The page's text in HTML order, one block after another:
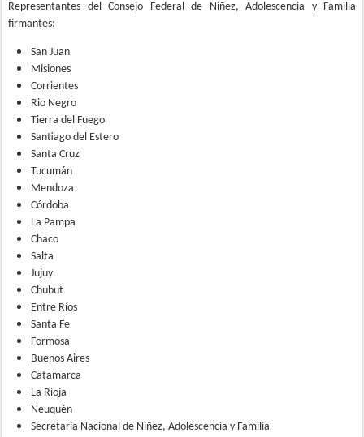
Representantes del Consejo Federal de Niñez, Adolescencia y Familia
firmantes:
San Juan
Misiones
Corrientes
Rio Negro
Tierra del Fuego
Santiago del Estero
Santa Cruz
Tucumán
Mendoza
Córdoba
La Pampa
Chaco
Salta
Jujuy
Chubut
Entre Ríos
Santa Fe
Formosa
Buenos Aires
Catamarca
La Rioja
Neuquén
Secretaría Nacional de Niñez, Adolescencia y Familia